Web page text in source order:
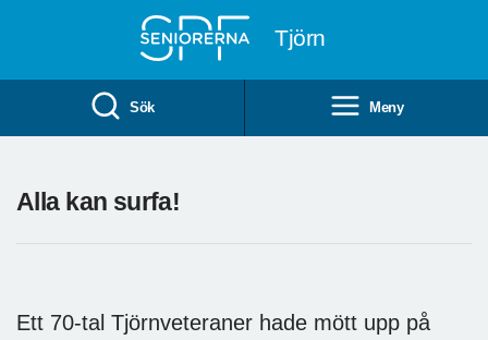
Tjörn
Sök Meny
Alla kan surfa!
Ett 70-tal Tjörnveteraner hade mött upp på